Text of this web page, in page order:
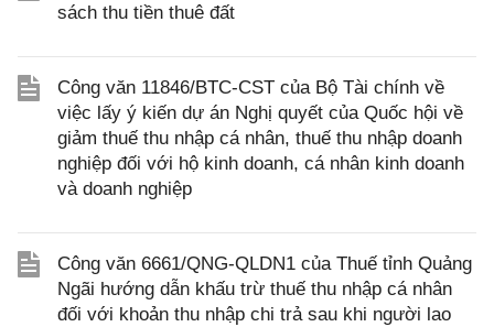
sách thu tiền thuê đất
Công văn 11846/BTC-CST của Bộ Tài chính về
việc lấy ý kiến dự án Nghị quyết của Quốc hội về
giảm thuế thu nhập cá nhân, thuế thu nhập doanh
nghiệp đối với hộ kinh doanh, cá nhân kinh doanh
và doanh nghiệp
Công văn 6661/QNG-QLDN1 của Thuế tỉnh Quảng
Ngãi hướng dẫn khấu trừ thuế thu nhập cá nhân
đối với khoản thu nhập chi trả sau khi người lao